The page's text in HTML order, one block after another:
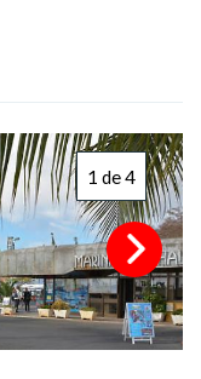
1 de 4